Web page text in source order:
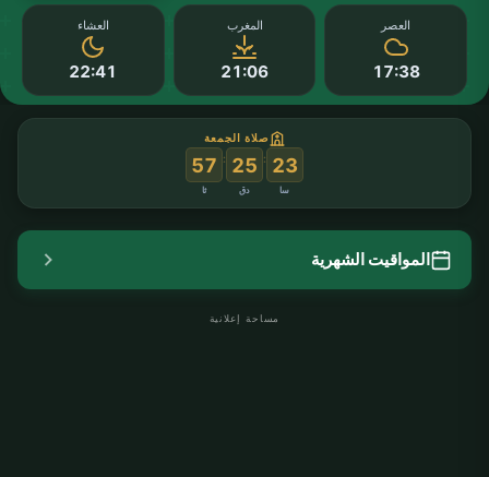
العصر
17:38
المغرب
21:06
العشاء
22:41
صلاة الجمعة
23
سا
:
25
دق
:
57
ثا
المواقيت الشهرية
مساحة إعلانية